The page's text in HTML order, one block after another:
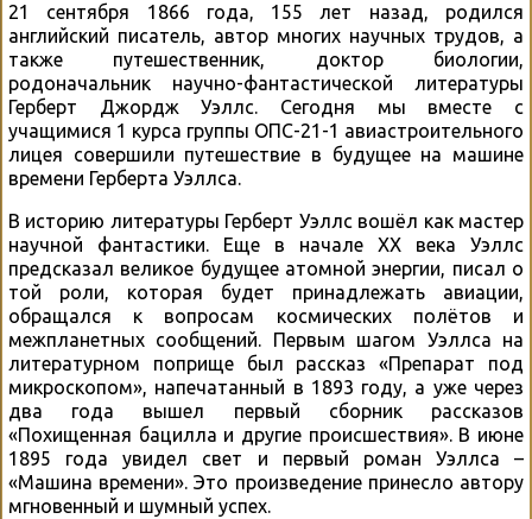
21 сентября 1866 года, 155 лет назад, родился
английский писатель, автор многих научных трудов, а
также путешественник, доктор биологии,
родоначальник научно-фантастической литературы
Герберт Джордж Уэллс. Сегодня мы вместе с
учащимися 1 курса группы ОПС-21-1 авиастроительного
лицея совершили путешествие в будущее на машине
времени Герберта Уэллса.
В историю литературы Герберт Уэллс вошёл как мастер
научной фантастики. Еще в начале ХХ века Уэллс
предсказал великое будущее атомной энергии, писал о
той роли, которая будет принадлежать авиации,
обращался к вопросам космических полётов и
межпланетных сообщений. Первым шагом Уэллса на
литературном поприще был рассказ «Препарат под
микроскопом», напечатанный в 1893 году, а уже через
два года вышел первый сборник рассказов
«Похищенная бацилла и другие происшествия». В июне
1895 года увидел свет и первый роман Уэллса –
«Машина времени». Это произведение принесло автору
мгновенный и шумный успех.